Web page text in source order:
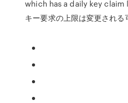
which has a daily key claim
キー要求の上限は変更される